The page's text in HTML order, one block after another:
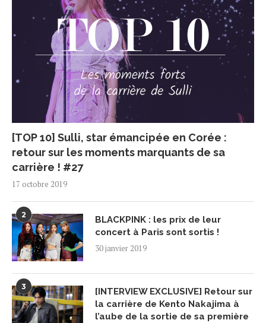
[TOP 10] Sulli, star émancipée en Corée :
retour sur les moments marquants de sa
carrière ! #27
17 octobre 2019
2
BLACKPINK : les prix de leur
concert à Paris sont sortis !
30 janvier 2019
3
[INTERVIEW EXCLUSIVE] Retour sur
la carrière de Kento Nakajima à
l’aube de la sortie de sa première